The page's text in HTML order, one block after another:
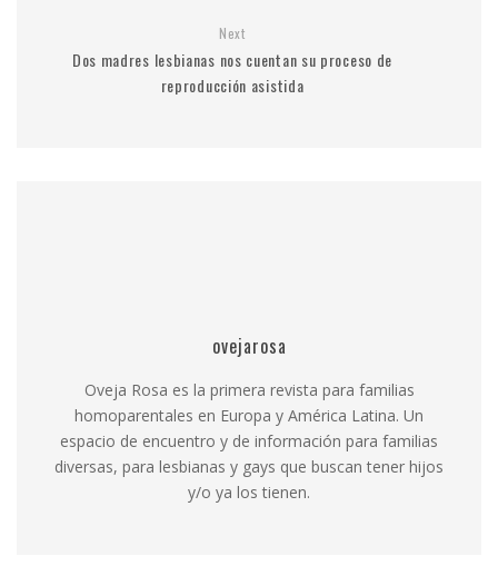
Next
Dos madres lesbianas nos cuentan su proceso de
reproducción asistida
ovejarosa
Oveja Rosa es la primera revista para familias
homoparentales en Europa y América Latina. Un
espacio de encuentro y de información para familias
diversas, para lesbianas y gays que buscan tener hijos
y/o ya los tienen.